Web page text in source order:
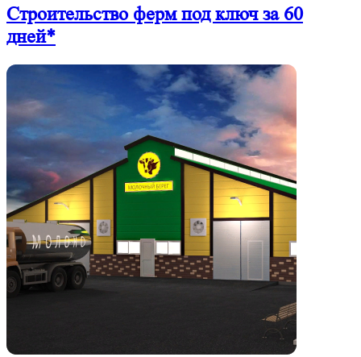
Строительство фермпод ключ за 60
дней*